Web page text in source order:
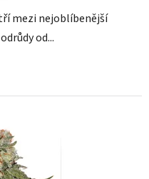
mezi nejoblíbenější
od...